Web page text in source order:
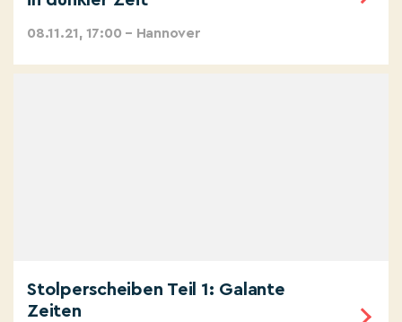
08.11.21, 17:00 – Hannover
Stolperscheiben Teil 1: Galante
Zeiten